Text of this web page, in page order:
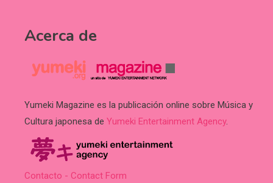
Acerca de
Yumeki Magazine es la publicación online sobre Música y
Cultura japonesa de Yumeki Entertainment Agency.
Contacto - Contact Form